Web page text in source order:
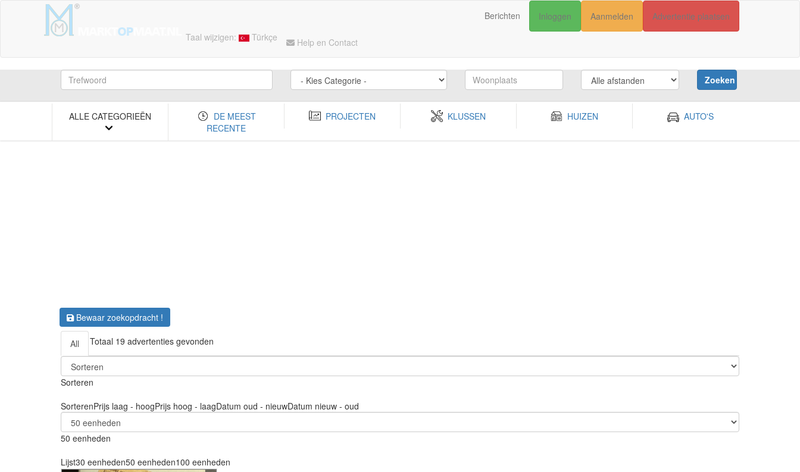
Taal wijzigen: Türkçe Help en Contact
Berichten Inloggen Aanmelden Advertentie plaatsen
Zoeken
ALLE CATEGORIEËN
DE MEEST
RECENTE
PROJECTEN KLUSSEN HUIZEN AUTO'S
Bewaar zoekopdracht !
All Totaal 19 advertenties gevonden
Sorteren
SorterenPrijs laag - hoogPrijs hoog - laagDatum oud - nieuwDatum nieuw - oud
50 eenheden
Lijst30 eenheden50 eenheden100 eenheden